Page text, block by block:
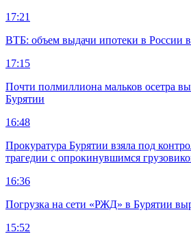
17:21
ВТБ: объем выдачи ипотеки в России
17:15
Почти полмиллиона мальков осетра
Бурятии
16:48
Прокуратура Бурятии взяла под
трагедии с опрокинувшимся
16:36
Погрузка на сети «РЖД» в Бурятии
15:52